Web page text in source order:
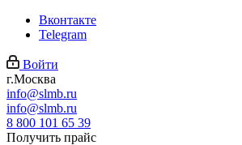
Вконтакте
Telegram
Войти
г.Москва
info@slmb.ru
info@slmb.ru
8 800 101 65 39
Получить прайс